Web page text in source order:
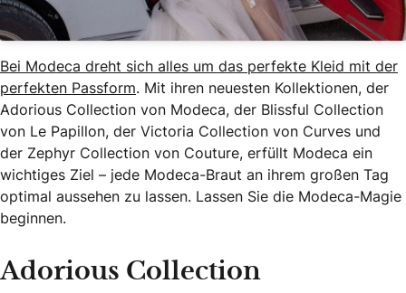
Bei Modeca dreht sich alles um das perfekte Kleid mit der
perfekten Passform. Mit ihren neuesten Kollektionen, der
Adorious Collection von Modeca, der Blissful Collection
von Le Papillon, der Victoria Collection von Curves und
der Zephyr Collection von Couture, erfüllt Modeca ein
wichtiges Ziel – jede Modeca-Braut an ihrem großen Tag
optimal aussehen zu lassen. Lassen Sie die Modeca-Magie
beginnen.
Adorious Collection